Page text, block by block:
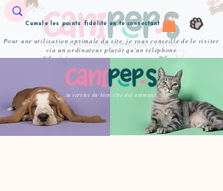
Cumule les points fidélité en te connectant
Pour une utilisation optimale du site, je vous conseille de le visiter
via un ordinateur plutôt qu'un téléphone
Au service du bien-être des animaux